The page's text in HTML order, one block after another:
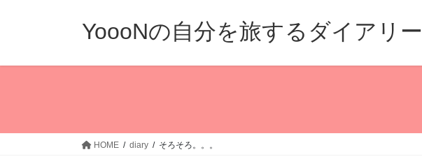
YoooNの自分を旅するダイアリー
HOME diary そろそろ。。。